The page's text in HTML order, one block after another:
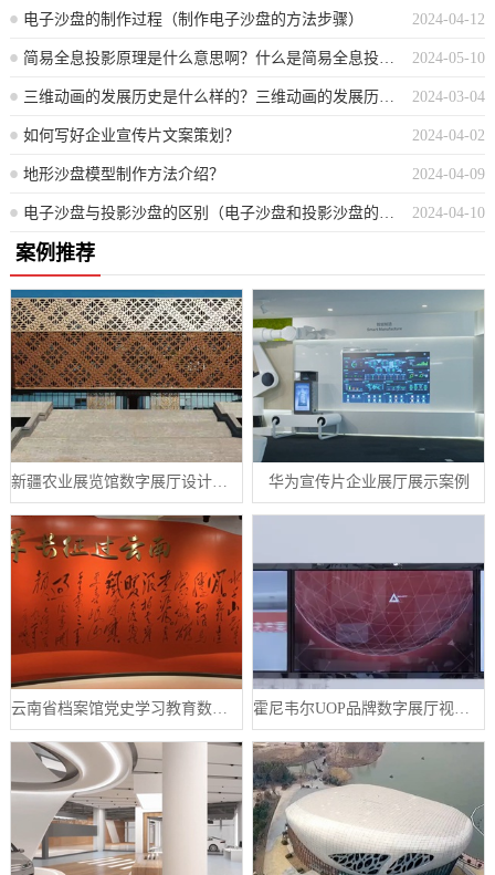
2024-04-12
电子沙盘的制作过程（制作电子沙盘的方法步骤）
2024-05-10
简易全息投影原理是什么意思啊？什么是简易全息投影的原理？
2024-03-04
三维动画的发展历史是什么样的？三维动画的发展历史简述
2024-04-02
如何写好企业宣传片文案策划？
2024-04-09
地形沙盘模型制作方法介绍？
2024-04-10
案例推荐
新疆农业展览馆数字展厅设计案例 华为宣传片企业展厅展示案例
云南省档案馆党史学习教育数字展厅案例